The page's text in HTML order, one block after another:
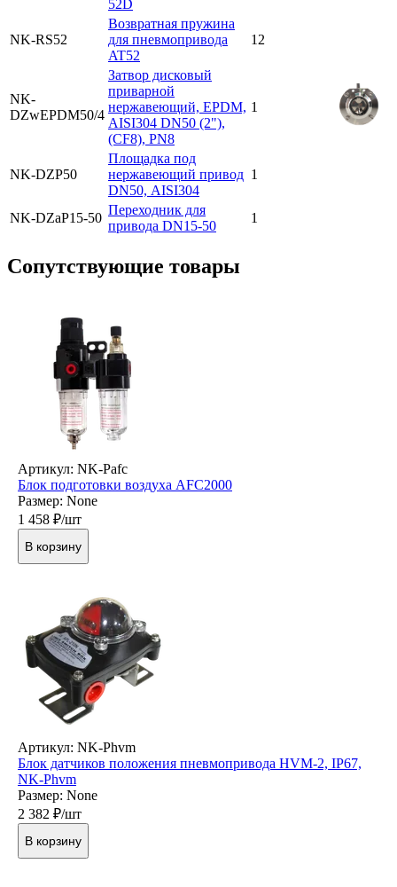
52D
NK-RS52
Возвратная пружина
для пневмопривода
AT52
12
NK-
DZwEPDM50/4
Затвор дисковый
приварной
нержавеющий, EPDM,
AISI304 DN50 (2"),
(CF8), PN8
1
NK-DZP50
Площадка под
нержавеющий привод
DN50, AISI304
1
NK-DZaP15-50
Переходник для
привода DN15-50
1
Cопутствующие товары
Артикул: NK-Pafc
Блок подготовки воздуха AFC2000
Размер: None
1 458 ₽/шт
В корзину
Артикул: NK-Phvm
Блок датчиков положения пневмопривода HVM-2, IP67,
NK-Phvm
Размер: None
2 382 ₽/шт
В корзину